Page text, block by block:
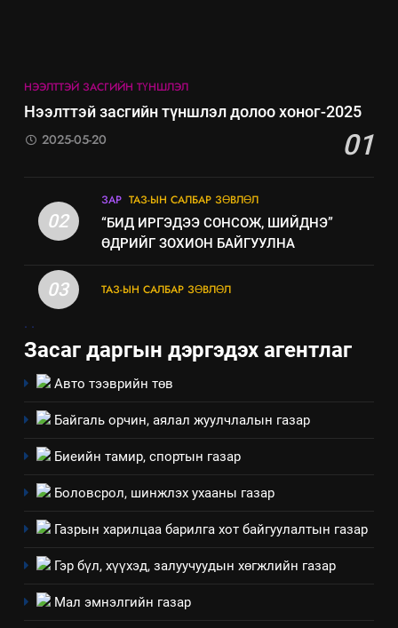
НЭЭЛТТЭЙ ЗАСГИЙН ТҮНШЛЭЛ
Нээлттэй засгийн түншлэл долоо хоног-2025
01
2025-05-20
02
ЗАР ТАЗ-ЫН САЛБАР ЗӨВЛӨЛ
“БИД ИРГЭДЭЭ СОНСОЖ, ШИЙДНЭ”
ӨДРИЙГ ЗОХИОН БАЙГУУЛНА
03 ТАЗ-ЫН САЛБАР ЗӨВЛӨЛ
. .
Засаг даргын дэргэдэх агентлаг
Авто тээврийн төв
Байгаль орчин, аялал жуулчлалын газар
Биеийн тамир, спортын газар
Боловсрол, шинжлэх ухааны газар
Газрын харилцаа барилга хот байгуулалтын газар
Гэр бүл, хүүхэд, залуучуудын хөгжлийн газар
Мал эмнэлгийн газар